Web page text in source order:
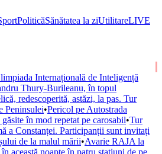
PoliticăSănătatea la ziUtilitareLIVE
Internațională de Inteligență
Thury-Burileanu, în topul
redescoperită, astăzi, la pas. Tur
Peninsulei•Pericol pe Autostrada
în mod repetat pe carosabil•Tur
a Constanței. Participanții sunt invitați
de la malul mării•Avarie RAJA la
această noapte în patru stațiuni de pe